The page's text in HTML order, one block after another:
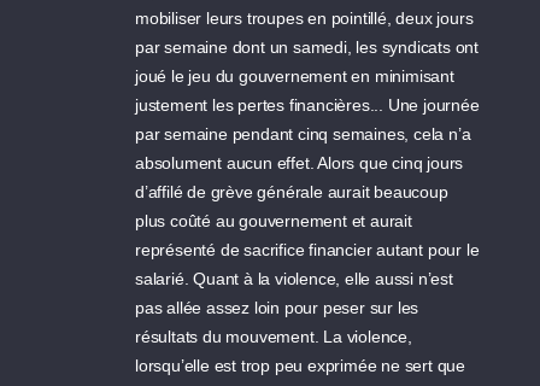
mobiliser leurs troupes en pointillé, deux jours
par semaine dont un samedi, les syndicats ont
joué le jeu du gouvernement en minimisant
justement les pertes financières... Une journée
par semaine pendant cinq semaines, cela n’a
absolument aucun effet. Alors que cinq jours
d’affilé de grève générale aurait beaucoup
plus coûté au gouvernement et aurait
représenté de sacrifice financier autant pour le
salarié. Quant à la violence, elle aussi n’est
pas allée assez loin pour peser sur les
résultats du mouvement. La violence,
lorsqu’elle est trop peu exprimée ne sert que